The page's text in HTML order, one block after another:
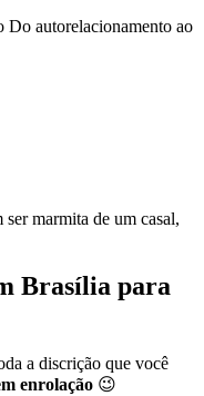
Do autorelacionamento ao
marmita de um casal,
Brasília para
a discrição que você
enrolação 😉